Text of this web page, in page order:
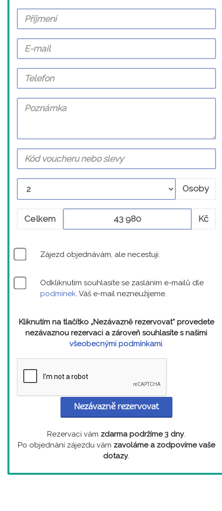
Osoby
Celkem Kč
Zájezd objednávám, ale necestuji.
Odkliknutím souhlasíte se zasláním e-mailů dle
podmínek. Váš e-mail nezneužijeme.
Kliknutím na tlačítko „Nezávazně rezervovat“ provedete
nezávaznou rezervaci a zároveň souhlasíte s našimi
všeobecnými podmínkami.
Nezávazně rezervovat
Rezervaci vám zdarma podržíme 3 dny.
Po objednání zájezdu vám zavoláme a zodpovíme vaše
dotazy.